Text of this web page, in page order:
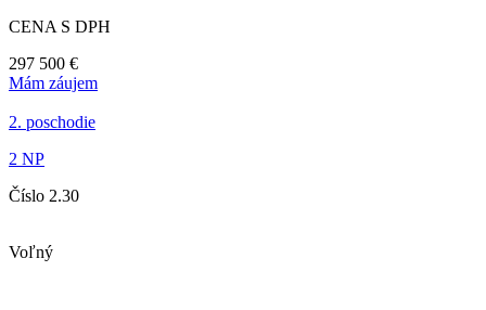
CENA S DPH
297 500 €
Mám záujem
2. poschodie
2 NP
Číslo 2.30
Voľný